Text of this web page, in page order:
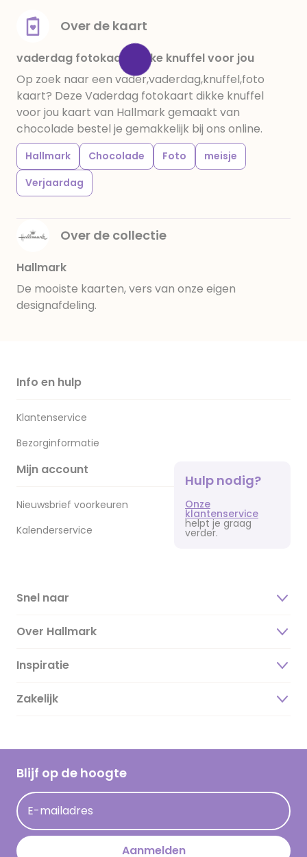
voedingszuur: citroenzuur E 330, verdikkingsmiddel
E415, water, bevochtigingsmiddel E422, emulgator:
E433, kleurstoffen: E102, E110, E122: kan de activiteit en
concentratie van kinderen negatief beïnvloeden,
E133, E151. Chocolade bevat ten minste 34%
cacaobestanddelen. Kan sporen van gluten
bevatten. Koel en droog bewaren.
Over de kaart
vaderdag fotokaart dikke knuffel voor jou
Op zoek naar een vader,vaderdag,knuffel,foto
kaart? Deze Vaderdag fotokaart dikke knuffel
voor jou kaart van Hallmark gemaakt van
chocolade bestel je gemakkelijk bij ons online.
Hallmark Chocolade Foto
meisje
Verjaardag
Over de collectie
Hallmark
De mooiste kaarten, vers van onze eigen
designafdeling.
Info en hulp
Klantenservice
Bezorginformatie
Mijn account
Nieuwsbrief voorkeuren
Kalenderservice
Hulp nodig?
Onze
klantenservice
helpt je graag
verder.
Snel naar
Over Hallmark
Over ons
Duurzaamheid
Hallmark Kaartclub
Acties
Persberichten
Hallmark en Kinderpostzegels
Inspiratie
Magazine
Cadeau inspiratie
Kaartinspiratie
Zakelijk
Blijf op de hoogte
E-mailadres
Aanmelden